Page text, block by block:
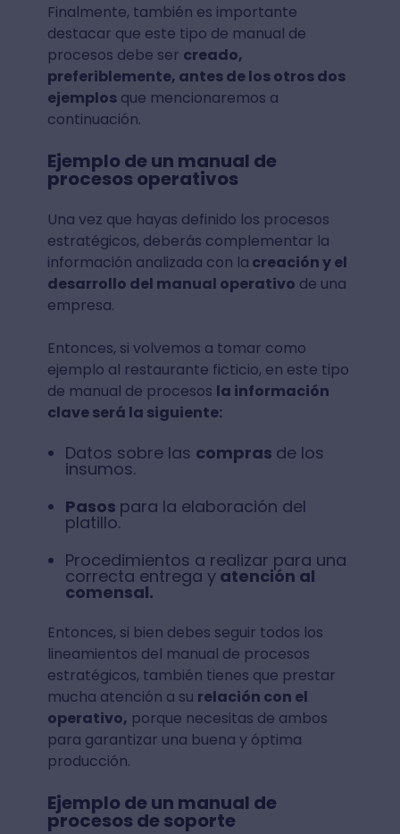
Finalmente, también es importante
destacar que este tipo de manual de
procesos debe ser creado,
preferiblemente, antes de los otros dos
ejemplosque mencionaremos a
continuación.
Ejemplo de un manual de
procesos operativos
Una vez que hayas definido los procesos
estratégicos, deberás complementar la
información analizada con la creación y el
desarrollo del manual operativo de una
empresa.
Entonces, si volvemos a tomar como
ejemplo al restaurante ficticio, en este tipo
de manual de procesos la información
clave será la siguiente:
Datos sobre las compras de los
insumos.
Pasos para la elaboración del
platillo.
Procedimientos a realizar para una
correcta entrega yatención al
comensal.
Entonces, si bien debes seguir todos los
lineamientos del manual de procesos
estratégicos, también tienes que prestar
mucha atención a su relación con el
operativo, porque necesitas de ambos
para garantizar una buena y óptima
producción.
Ejemplo de un manual de
procesos de soporte